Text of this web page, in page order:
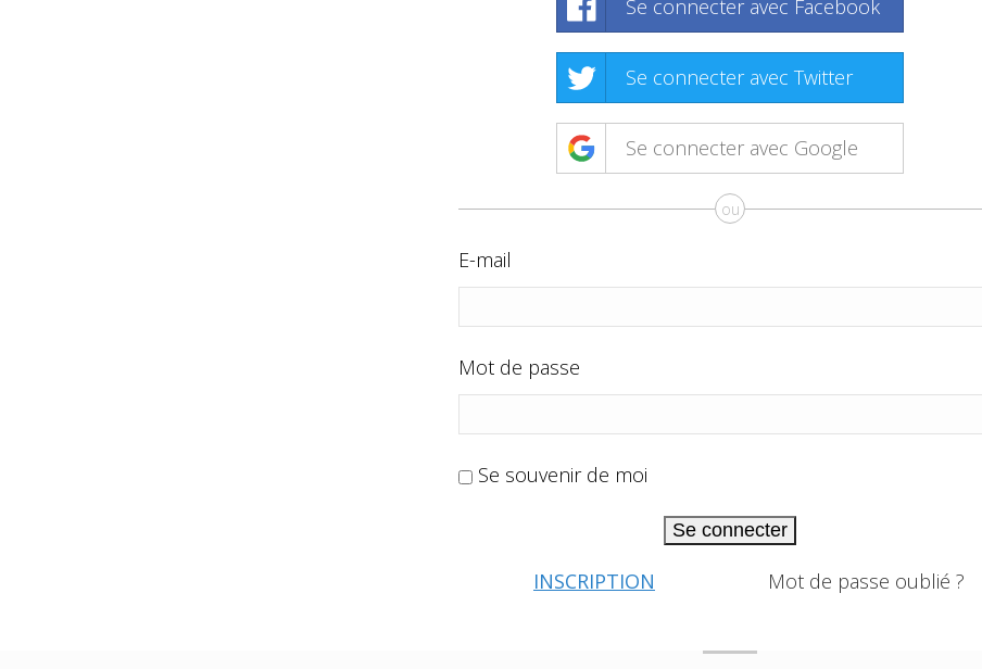
Se connecter avec Facebook
Se connecter avec Twitter
Se connecter avec Google
ou
E-mail
Mot de passe
Se souvenir de moi
Se connecter
INSCRIPTION Mot de passe oublié ?